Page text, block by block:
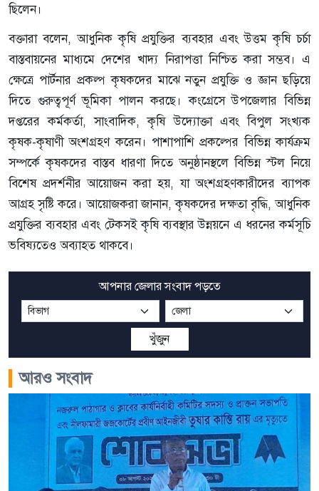
ছিলেন।
বক্তারা বলেন, আধুনিক কৃষি প্রযুক্তির ব্যবহার এবং উত্তম কৃষি চর্চা
বাস্তবায়নের মাধ্যমে দেশের খাদ্য নিরাপত্তা নিশ্চিত করা সম্ভব। এ
ক্ষেত্রে পার্টনার প্রকল্প কৃষকদের মাঝে নতুন প্রযুক্তি ও জ্ঞান ছড়িয়ে
দিতে গুরুত্বপূর্ণ ভূমিকা পালন করছে। কংগ্রেসে উপজেলার বিভিন্ন
দপ্তরের কর্মকর্তা, সাংবাদিক, কৃষি উদ্যোক্তা এবং বিপুল সংখ্যক
কৃষক-কৃষাণী অংশগ্রহণ করেন। পাশাপাশি প্রকল্পের বিভিন্ন কার্যক্রম
সম্পর্কে কৃষকদের বাস্তব ধারণা দিতে অনুষ্ঠানস্থলে বিভিন্ন স্টল নিয়ে
বিশেষ প্রদর্শনীর আয়োজন করা হয়, যা অংশগ্রহণকারীদের ব্যাপক
আগ্রহ সৃষ্টি করে। আয়োজকরা জানান, কৃষকদের দক্ষতা বৃদ্ধি, আধুনিক
প্রযুক্তির ব্যবহার এবং টেকসই কৃষি ব্যবস্থার উন্নয়নে এ ধরনের কর্মসূচি
ভবিষ্যতেও অব্যাহত থাকবে।
আপনার জেলার সংবাদ পড়তে
খুঁজুন
আরও সংবাদ